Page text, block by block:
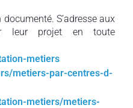
S’adresse aux
leur projet en toute
metiers
metiers-par-centres-d-
metiers/metiers-